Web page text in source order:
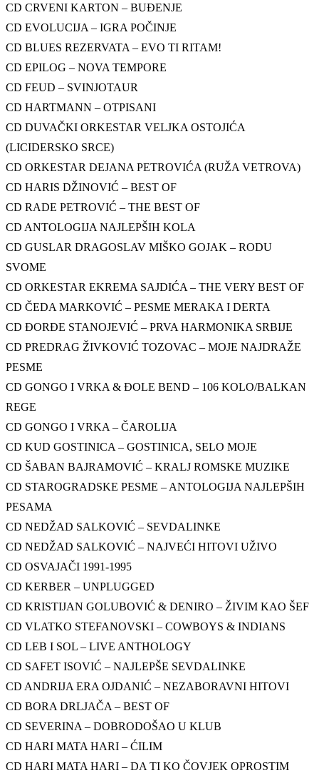
CD CRVENI KARTON – BUĐENJE
CD EVOLUCIJA – IGRA POČINJE
CD BLUES REZERVATA – EVO TI RITAM!
CD EPILOG – NOVA TEMPORE
CD FEUD – SVINJOTAUR
CD HARTMANN – OTPISANI
CD DUVAČKI ORKESTAR VELJKA OSTOJIĆA
(LICIDERSKO SRCE)
CD ORKESTAR DEJANA PETROVIĆA (RUŽA VETROVA)
CD HARIS DŽINOVIĆ – BEST OF
CD RADE PETROVIĆ – THE BEST OF
CD ANTOLOGIJA NAJLEPŠIH KOLA
CD GUSLAR DRAGOSLAV MIŠKO GOJAK – RODU
SVOME
CD ORKESTAR EKREMA SAJDIĆA – THE VERY BEST OF
CD ČEDA MARKOVIĆ – PESME MERAKA I DERTA
CD ĐORĐE STANOJEVIĆ – PRVA HARMONIKA SRBIJE
CD PREDRAG ŽIVKOVIĆ TOZOVAC – MOJE NAJDRAŽE
PESME
CD GONGO I VRKA & ĐOLE BEND – 106 KOLO/BALKAN
REGE
CD GONGO I VRKA – ČAROLIJA
CD KUD GOSTINICA – GOSTINICA, SELO MOJE
CD ŠABAN BAJRAMOVIĆ – KRALJ ROMSKE MUZIKE
CD STAROGRADSKE PESME – ANTOLOGIJA NAJLEPŠIH
PESAMA
CD NEDŽAD SALKOVIĆ – SEVDALINKE
CD NEDŽAD SALKOVIĆ – NAJVEĆI HITOVI UŽIVO
CD OSVAJAČI 1991-1995
CD KERBER – UNPLUGGED
CD KRISTIJAN GOLUBOVIĆ & DENIRO – ŽIVIM KAO ŠEF
CD VLATKO STEFANOVSKI – COWBOYS & INDIANS
CD LEB I SOL – LIVE ANTHOLOGY
CD SAFET ISOVIĆ – NAJLEPŠE SEVDALINKE
CD ANDRIJA ERA OJDANIĆ – NEZABORAVNI HITOVI
CD BORA DRLJAČA – BEST OF
CD SEVERINA – DOBRODOŠAO U KLUB
CD HARI MATA HARI – ĆILIM
CD HARI MATA HARI – DA TI KO ČOVJEK OPROSTIM